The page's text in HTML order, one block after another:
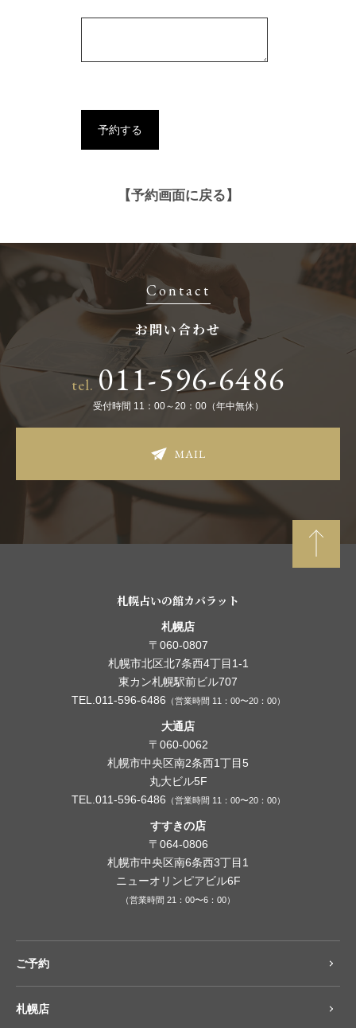
【予約画面に戻る】
Contact
お問い合わせ
tel.011-596-6486
受付時間 11：00～20：00（年中無休）
MAIL
札幌占いの館カバラット
札幌店
〒060-0807
札幌市北区北7条西4丁目1-1
東カン札幌駅前ビル707
TEL.011-596-6486 （営業時間 11：00〜20：00）
大通店
〒060-0062
札幌市中央区南2条西1丁目5
丸大ビル5F
TEL.011-596-6486 （営業時間 11：00〜20：00）
すすきの店
〒064-0806
札幌市中央区南6条西3丁目1
ニューオリンピアビル6F
（営業時間 21：00〜6：00）
ご予約
札幌店